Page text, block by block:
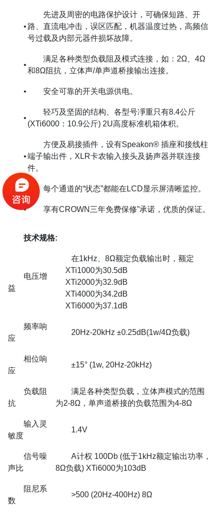
•
先进及周密的电路保护设计，可确保短路、开
路、直流电冲击，误区匹配，机器温度过热，高频信
号过载及内部元器件损坏故障。
•
满足各种类型负载阻及模式连接，如：2Ω、4Ω
和8Ω阻抗，立体声/单声道桥接输出连接。
• 安全可靠的开关电源供电。
•
轻巧及坚固的结构、各型号凈重只有8.4公斤
(XTi6000：10.9公斤) 2U高度标准机箱体积。
•
方便及易接插件，设有Speakon® 插座和接线柱
端子输出件，XLR卡农输入接头及扬声器并联连接
件。
• 每个通道的“状态”都能在LCD显示屏清晰监控。
• 享有CROWN三年免费保修”承诺，优质的保证。
技术规格:
电压增
益
在1kHz、8Ω额定负载输出时，额定
XTi1000为30.5dB
XTi2000为32.9dB
XTi4000为34.2dB
XTi6000为37.1dB
频率响
应
20Hz-20kHz ±0.25dB(1w/4Ω负载)
相位响
应
±15° (1w, 20Hz-20kHz)
负载阻
抗
满足各种类型负载，立体声模式的范围
为2-8Ω，单声道桥接的负载范围为4-8Ω
输入灵
敏度
1.4V
信号噪
声比
A计权 100Db (低于1kHz额定输出功率，
8Ω负载) XTi6000为103dB
阻尼系
数
>500 (20Hz-400Hz) 8Ω